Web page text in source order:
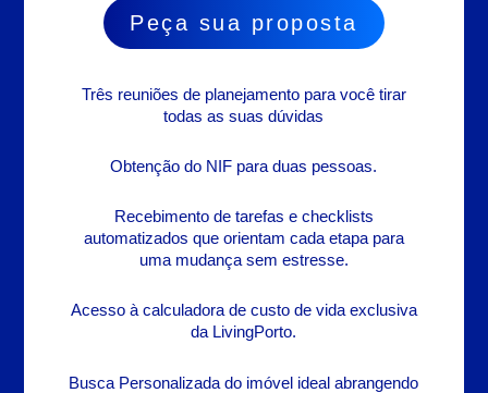
Peça sua proposta
Três reuniões de planejamento para você tirar
todas as suas dúvidas
Obtenção do NIF para duas pessoas.
Recebimento de tarefas e checklists
automatizados que orientam cada etapa para
uma mudança sem estresse.
Acesso à calculadora de custo de vida exclusiva
da LivingPorto.
Busca Personalizada do imóvel ideal abrangendo